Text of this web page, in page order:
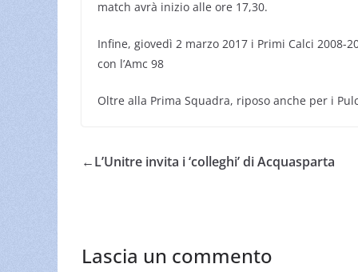
match avrà inizio alle ore 17,30.
Infine, giovedì 2 marzo 2017 i Primi Calci 2008-
con l’Amc 98
Oltre alla Prima Squadra, riposo anche per i
←L’Unitre invita i ‘colleghi’ di Acquasparta
Lascia un commento